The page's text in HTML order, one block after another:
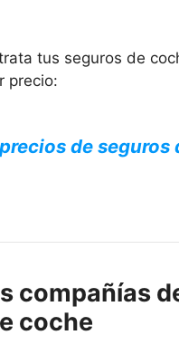
tus seguros de
precio:
de seguros
compañías
coche